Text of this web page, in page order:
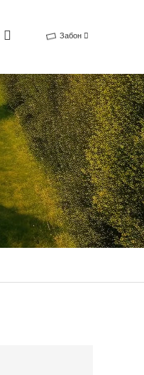
Забон